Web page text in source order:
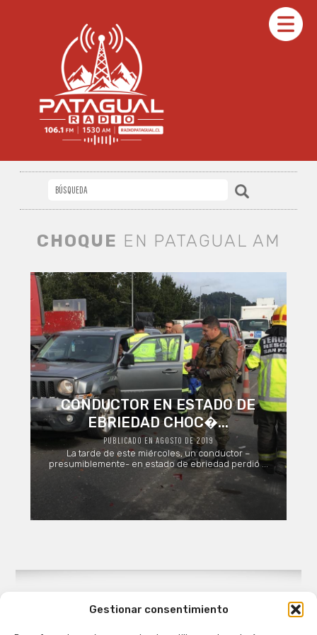
Gestionar consentimiento
CHOQUE EN PATAGUAL AM
CONDUCTOR EN ESTADO DE
EBRIEDAD CHOC�...
PUBLICADO EN AGOSTO DE 2019
La tarde de este miércoles, un conductor –
presumiblemente- en estado de ebriedad perdió ...